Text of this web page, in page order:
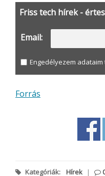
Friss tech hírek -
Email:
Engedélyezem
Forrás
Kategóriák: Hírek |